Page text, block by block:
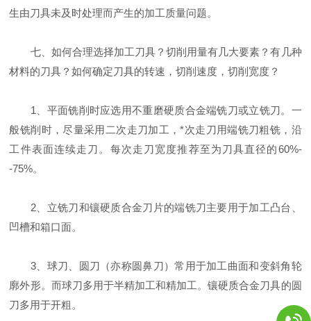
生由刀具未及时处理而产生的加工质量问题。
七、如何合理选择加工刀具？切削用量有几大要素？有几种
材料的刀具？如何确定刀具的转速，切削速度，切削宽度？
1、平面铣削时应选用不重磨硬质合金端铣刀或立铣刀。一
般铣削时，尽量采用二次走刀加工，*次走刀用端铣刀粗铣，沿
工件表面连续走刀。每次走刀宽度推荐至为刀具直径的60%-
-75%。
2、立铣刀和镶硬质合金刀片的端铣刀主要用于加工凸台、
凹槽和箱口面。
3、球刀、圆刀（亦称圆鼻刀）常用于加工曲面和变斜角轮
廓外形。而球刀多用于半精加工和精加工。镶硬质合金刀具的圆
刀多用于开粗。